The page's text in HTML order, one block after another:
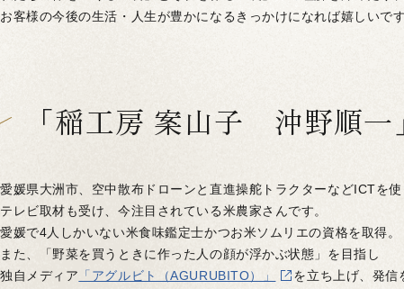
お客様の今後の生活・人生が豊かになるきっかけになれば嬉しいです
「稲工房 案山子 沖野順一
愛媛県大洲市、空中散布ドローンと直進操舵トラクターなどICTを
テレビ取材も受け、今注目されている米農家さんです。
愛媛で4人しかいない米食味鑑定士かつお米ソムリエの資格を取得。
また、「野菜を買うときに作った人の顔が浮かぶ状態」を目指し
独自メディア 「アグルビト（AGURUBITO）」
を立ち上げ、発信